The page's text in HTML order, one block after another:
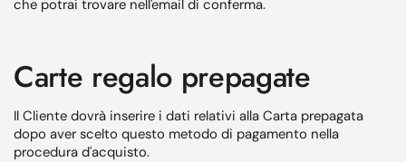
che potrai trovare nell'email di conferma.
Carte regalo prepagate
Il Cliente dovrà inserire i dati relativi alla Carta prepagata
dopo aver scelto questo metodo di pagamento nella
procedura d'acquisto.